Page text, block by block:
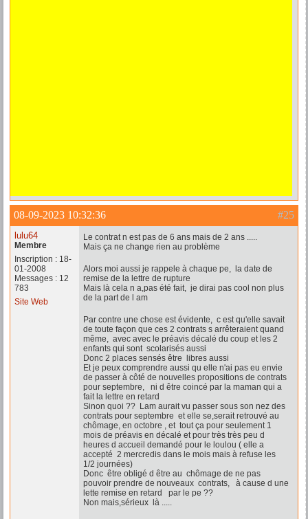
#25
08-09-2023 10:32:36
lulu64
Membre
Inscription : 18-
01-2008
Messages : 12
783
Site Web
Le contrat n est pas de 6 ans mais de 2 ans .....
Mais ça ne change rien au problème
Alors moi aussi je rappele à chaque pe, la date de
remise de la lettre de rupture
Mais là cela n a,pas été fait, je dirai pas cool non plus
de la part de l am
Par contre une chose est évidente, c est qu'elle savait
de toute façon que ces 2 contrats s arrêteraient quand
même, avec avec le préavis décalé du coup et les 2
enfants qui sont scolarisés aussi
Donc 2 places sensés être libres aussi
Et je peux comprendre aussi qu elle n'ai pas eu envie
de passer à côté de nouvelles propositions de contrats
pour septembre, ni d être coincé par la maman qui a
fait la lettre en retard
Sinon quoi ?? Lam aurait vu passer sous son nez des
contrats pour septembre et elle se,serait retrouvé au
chômage, en octobre , et tout ça pour seulement 1
mois de préavis en décalé et pour très très peu d
heures d accueil demandé pour le loulou ( elle a
accepté 2 mercredis dans le mois mais à refuse les
1/2 journées)
Donc être obligé d être au chômage de ne pas
pouvoir prendre de nouveaux contrats, à cause d une
lette remise en retard par le pe ??
Non mais,sérieux là .....